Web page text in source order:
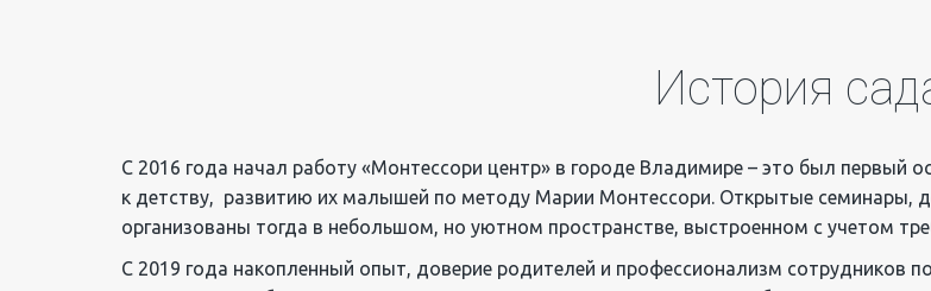
История
С 2016 года начал работу «Монтессори центр» в городе Владимире – это был первый
к детству,  развитию их малышей по методу Марии Монтессори. Открытые семинары,
организованы тогда в небольшом, но уютном пространстве, выстроенном с учетом
С 2019 года накопленный опыт, доверие родителей и профессионализм сотрудников